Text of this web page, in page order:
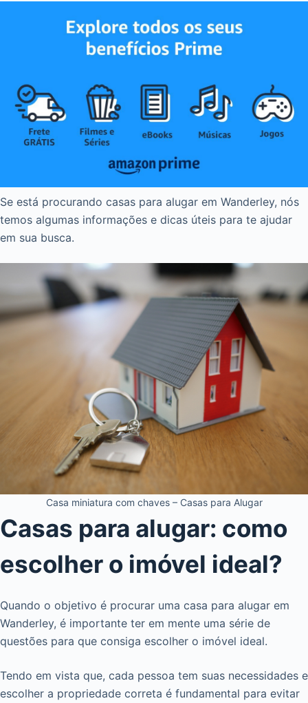
Se está procurando casas para alugar em Wanderley, nós
temos algumas informações e dicas úteis para te ajudar
em sua busca.
Casa miniatura com chaves – Casas para Alugar
Casas para alugar: como
escolher o imóvel ideal?
Quando o objetivo é procurar uma casa para alugar em
Wanderley, é importante ter em mente uma série de
questões para que consiga escolher o imóvel ideal.
Tendo em vista que, cada pessoa tem suas necessidades e
escolher a propriedade correta é fundamental para evitar